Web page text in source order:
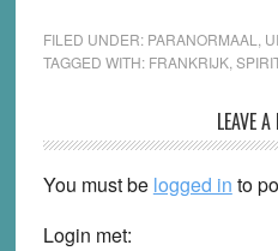
FILED UNDER: PARANORMAAL
TAGGED WITH: FRANKRIJK,
Interactions
LEAVE
You must be logged in to
Login met: